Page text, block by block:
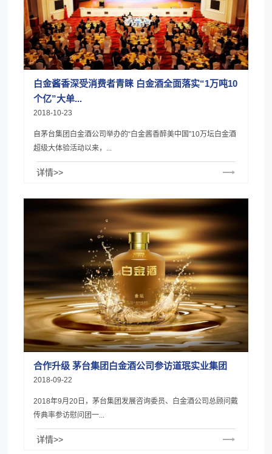
白金酱香深受消费者青睐 白金酒全面落实“1万吨10
个亿”大单...
2018-10-23
自茅台集团白金酒公司举办的“白金酱香醉美中国”10万坛白金酒
超级大体验活动以来，...
详情>>
合作升级 茅台集团白金酒公司参访道珉实业集团
2018-09-22
2018年9月20日，茅台集团发展咨询委员、白金酒公司总顾问戴
传典率参访慰问团一...
详情>>